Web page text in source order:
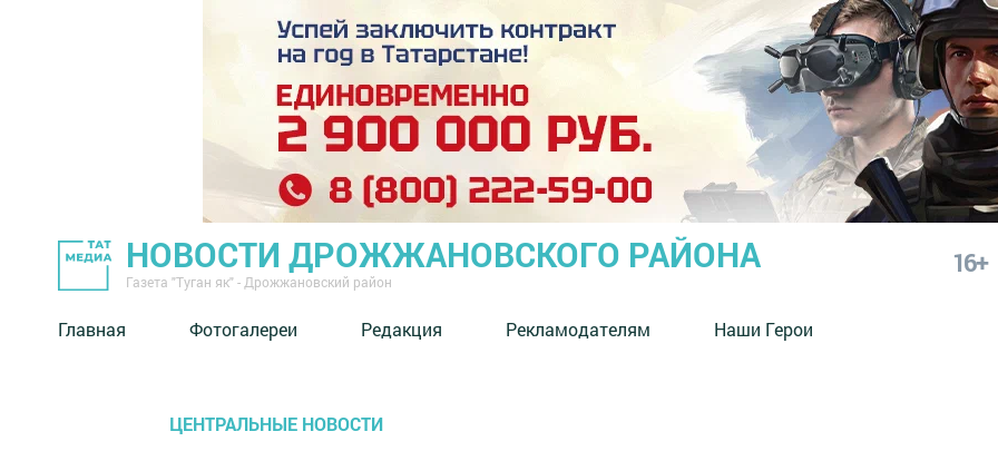
НОВОСТИ ДРОЖЖАНОВСКОГО РАЙОНА
Газета "Туган як" - Дрожжановский район
16+
Главная Фотогалереи Редакция Рекламодателям Наши Герои
ЦЕНТРАЛЬНЫЕ НОВОСТИ